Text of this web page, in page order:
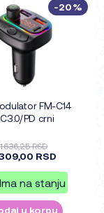
FM-C14
PD crni
1.636,25 RSD
RSD
Ima na stanju
u korpu
-20%